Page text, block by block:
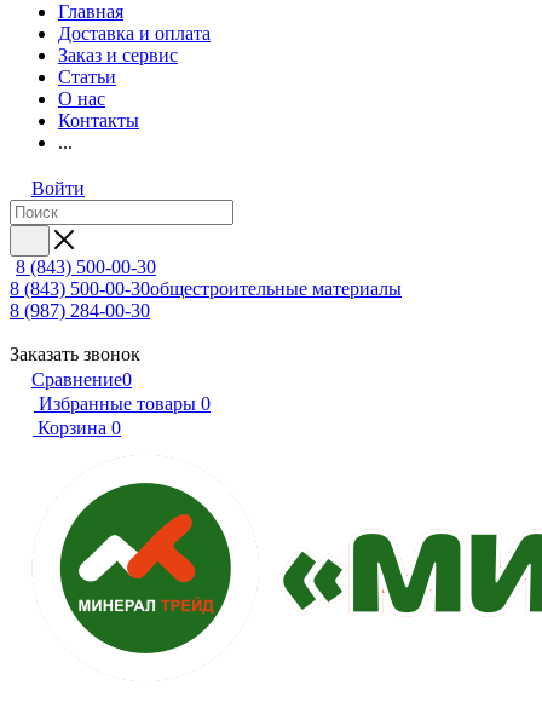
Главная
Доставка и оплата
Заказ и сервис
Статьи
О нас
Контакты
...
Войти
8 (843) 500-00-30
8 (843) 500-00-30общестроительные материалы
8 (987) 284-00-30
Заказать звонок
Сравнение0
Избранные товары 0
Корзина 0